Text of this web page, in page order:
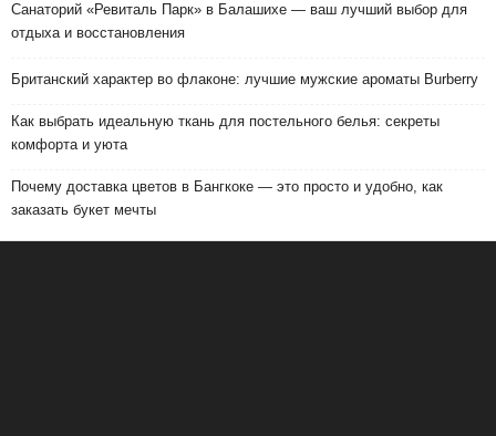
Санаторий «Ревиталь Парк» в Балашихе — ваш лучший выбор для
отдыха и восстановления
Британский характер во флаконе: лучшие мужские ароматы Burberry
Как выбрать идеальную ткань для постельного белья: секреты
комфорта и уюта
Почему доставка цветов в Бангкоке — это просто и удобно, как
заказать букет мечты